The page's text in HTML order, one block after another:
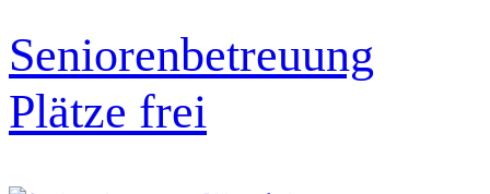
Seniorenbetreuung
Plätze frei